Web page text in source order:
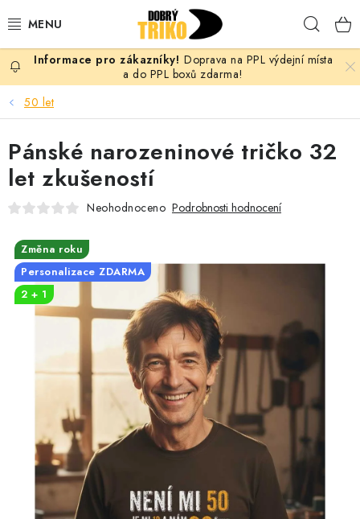
na
PRO ŽENY
PRO MUŽE
PRO DĚTI
PRO PÁRY
VLASTNÍ MOTIV
TRIČKA
OKAMŽITĚ K ODBĚRU
B2B
MÁM SRDCE POMÁHÁM
Doprava na PPL výdejní místa
a do PPL boxů zdarma!
50 let
Pánské narozeninové tričko 32
let zkušeností
Neohodnoceno Podrobnosti hodnocení
Změna roku
Personalizace ZDARMA
2 + 1